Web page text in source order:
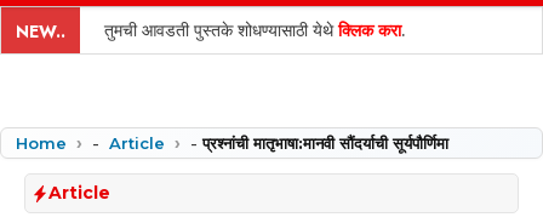
content
NEW.. तुमची आवडती पुस्तके शोधण्यासाठी येथेक्लिक करा.
Home - Article -प्रश्नांची मातृभाषा:मानवी सौंदर्याची सूर्यपौर्णिमा
Article